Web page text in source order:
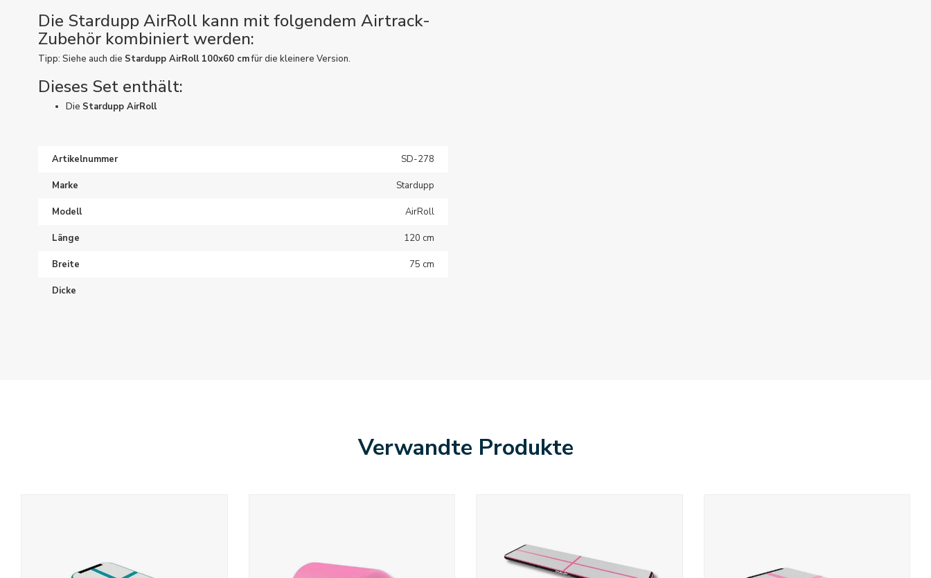
Die Stardupp AirRoll kann mit folgendem Airtrack-
Zubehör kombiniert werden:
Tipp: Siehe auch die Stardupp AirRoll 100x60 cmfür die kleinere Version.
Dieses Set enthält:
Die Stardupp AirRoll
Artikelnummer SD-278
Marke Stardupp
Modell AirRoll
Länge 120 cm
Breite 75 cm
Dicke
Verwandte Produkte